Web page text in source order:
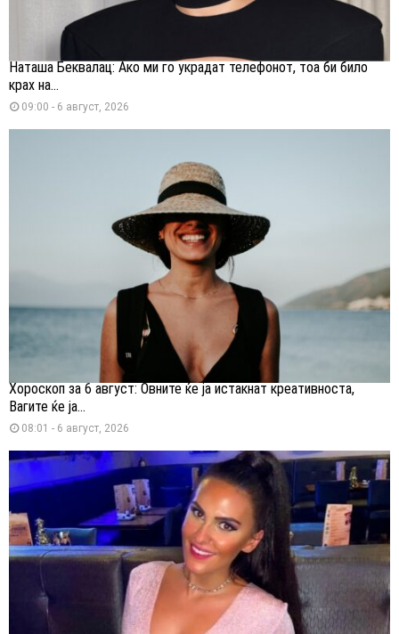
Наташа Беквалац: Ако ми го украдат телефонот, тоа би било
крах на...
09:00 - 6 август, 2026
Хороскоп за 6 август: Овните ќе ја истакнат креативноста,
Вагите ќе ја...
08:01 - 6 август, 2026